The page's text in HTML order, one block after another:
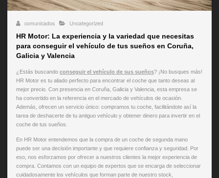
comunicados
Uncategorized
HR Motor: La experiencia y la variedad que necesitas
para conseguir el vehículo de tus sueños en Coruña,
Galicia y Valencia
¿Estás buscando conseguir el vehículo de sus sueños? ¡No busques más!
HR Motor es tu aliado perfecto para encontrar el coche que tanto deseas al
mejor precio. Con presencia en Coruña, Galicia y Valencia, esta empresa se
ha convertido en la referencia en el mercado de vehículos de ocasión.
Además, ofrecen un servicio único: compramos tu coche, facilitándote así la
tarea de deshacerte de tu antiguo vehículo y obtener dinero para invertir en el
coche de tus sueños.
En HR Motor entendemos que la compra de un coche de segunda mano
puede ser una decisión importante y que requiere confianza y seguridad. Por
eso, nos esforzamos por ofrecer a nuestros clientes la mejor experiencia de
compra. Contamos con un equipo de expertos que se encarga de seleccionar
cuidadosamente los vehículos que forman parte de nuestro stock,